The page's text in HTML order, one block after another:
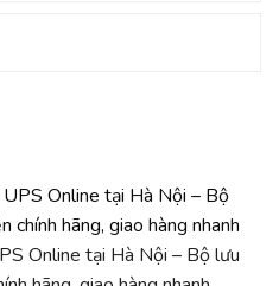
Online tại Hà Nội – Bộ lưu